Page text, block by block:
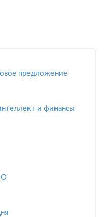
предложение
и финансы